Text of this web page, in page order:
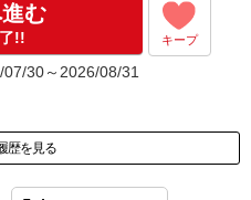
む
!! キープ
30～2026/08/31
歴を見る